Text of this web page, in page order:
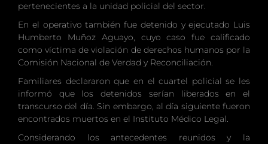
pertenecientes a la unidad policial del sector.
En el operativo también fue detenido y ejecutado Luis
Humberto Muñoz Aguayo, cuyo caso fue calificado
como víctima de violación de derechos humanos por la
Comisión Nacional de Verdad y Reconciliación.
Familiares declararon que en el cuartel policial se les
informó que los detenidos serían liberados en el
transcurso del día. Sin embargo, al día siguiente fueron
encontrados muertos en el Instituto Médico Legal.
Considerando los antecedentes reunidos y la